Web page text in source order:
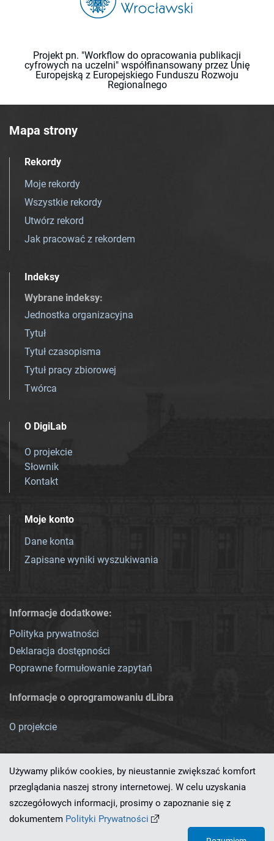
Projekt pn. "Workflow do opracowania publikacji
cyfrowych na uczelni" współfinansowany przez Unię
Europejską z Europejskiego Funduszu Rozwoju
Regionalnego
Mapa strony
Rekordy
Moje rekordy
Wszystkie rekordy
Utwórz rekord
Jak pracować z rekordem
Indeksy
Wybrane indeksy:
Jednostka organizacyjna
Tytuł
Tytuł czasopisma
Tytuł pracy zbiorowej
Twórca
O DigiLab
O projekcie
Słownik
Kontakt
Moje konto
Dane konta
Zapisane wyniki wyszukiwania
Informacje dodatkowe:
Polityka prywatności
Deklaracja dostępności
Poprawne formułowanie zapytań
Informacje o oprogramowaniu dLibra
O projekcie
Ten serwis działa dzięki oprogramowaniu
Używamy plików cookies, by nieustannie zwiększać komfort
przeglądania naszej strony internetowej. W celu uzyskania
szczegółowych informacji, prosimy o zapoznanie się z
dokumentem Polityki Prywatności